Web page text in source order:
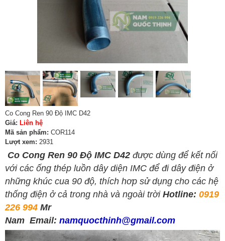
Co Cong Ren 90 Độ IMC D42
Giá: Liên hệ
Mã sản phẩm: COR114
Lượt xem: 2931
Co Cong Ren 90 Độ IMC D42 được dùng để kết nối
với các ống thép luồn dây diện IMC để đi dây điện ở
những khúc cua 90 độ, thích hơp sử dụng cho các hệ
thống điện ở cả trong nhà và ngoài trời Hotline: 0919
226 994 Mr
Nam Email: namquocthinh@gmail.com